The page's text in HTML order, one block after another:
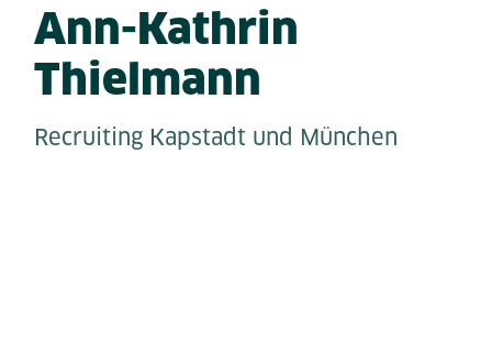
Ann-Kathrin
Thielmann
Recruiting Kapstadt und München